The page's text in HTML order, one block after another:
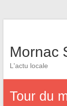
Mornac
L'actu locale
Tour du